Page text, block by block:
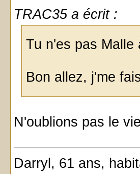
TRAC35 a écrit :
Tu n'es pas
Bon allez, j'me
N'oublions pas le
Darryl, 61 ans,